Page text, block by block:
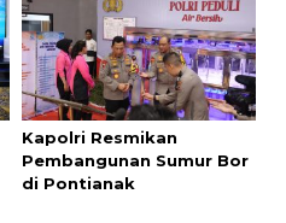
Kapolri Resmikan
Pembangunan Sumur Bor
di Pontianak